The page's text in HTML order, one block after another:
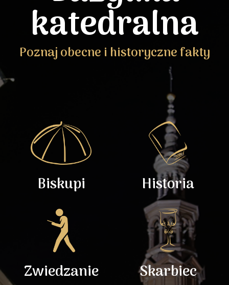
katedralna
Poznaj obecne i historyczne fakty
Biskupi Historia
Zwiedzanie Skarbiec